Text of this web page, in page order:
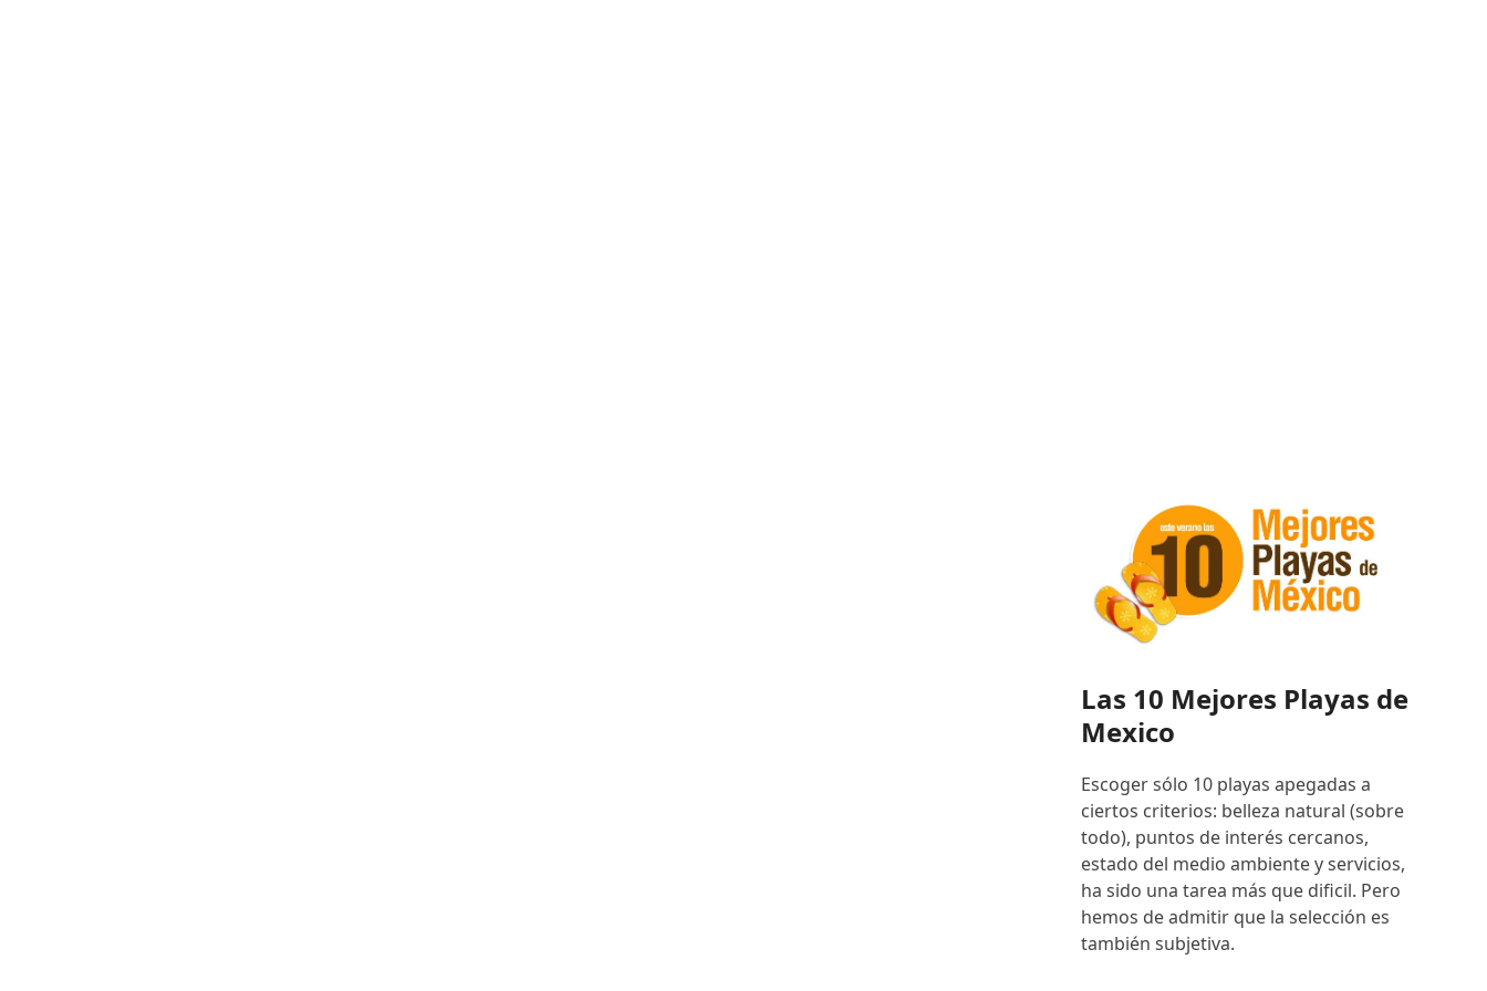
Las 10 Mejores Playas de
Mexico
Escoger sólo 10 playas apegadas a
ciertos criterios: belleza natural (sobre
todo), puntos de interés cercanos,
estado del medio ambiente y servicios,
ha sido una tarea más que dificil. Pero
hemos de admitir que la selección es
también subjetiva.